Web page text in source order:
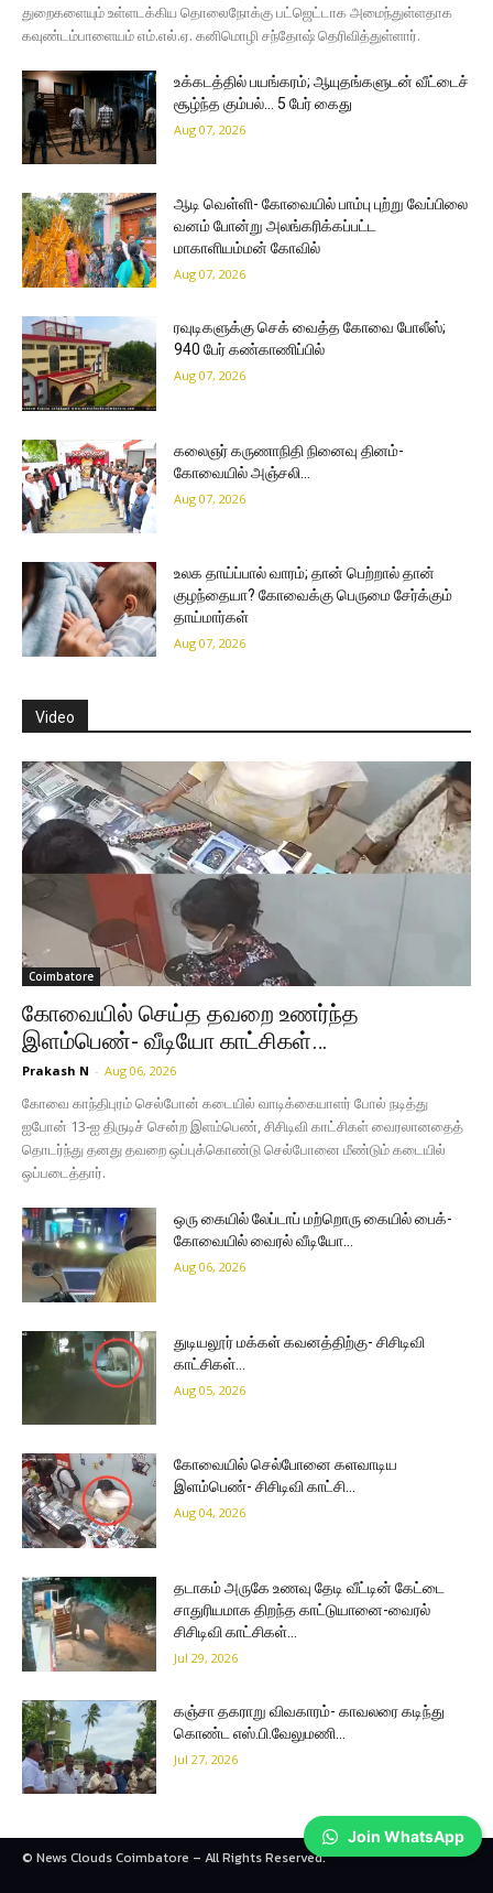
துறைகளையும் உள்ளடக்கிய தொலைநோக்கு பட்ஜெட்டாக அமைந்துள்ளதாக
கவுண்டம்பாளையம் எம்.எல்.ஏ. கனிமொழி சந்தோஷ் தெரிவித்துள்ளார்.
உக்கடத்தில் பயங்கரம்; ஆயுதங்களுடன் வீட்டைச்
சூழ்ந்த கும்பல்… 5 பேர் கைது
Aug 07, 2026
ஆடி வெள்ளி- கோவையில் பாம்பு புற்று வேப்பிலை
வனம் போன்று அலங்கரிக்கப்பட்ட
மாகாளியம்மன் கோவில்
Aug 07, 2026
ரவுடிகளுக்கு செக் வைத்த கோவை போலீஸ்;
940 பேர் கண்காணிப்பில்
Aug 07, 2026
கலைஞர் கருணாநிதி நினைவு தினம்-
கோவையில் அஞ்சலி…
Aug 07, 2026
உலக தாய்ப்பால் வாரம்; தான் பெற்றால் தான்
குழந்தையா? கோவைக்கு பெருமை சேர்க்கும்
தாய்மார்கள்
Aug 07, 2026
Video
Coimbatore
கோவையில் செய்த தவறை உணர்ந்த
இளம்பெண்- வீடியோ காட்சிகள்…
Prakash N - Aug 06, 2026
கோவை காந்திபுரம் செல்போன் கடையில் வாடிக்கையாளர் போல் நடித்து
ஐபோன் 13-ஐ திருடிச் சென்ற இளம்பெண், சிசிடிவி காட்சிகள் வைரலானதைத்
தொடர்ந்து தனது தவறை ஒப்புக்கொண்டு செல்போனை மீண்டும் கடையில்
ஒப்படைத்தார்.
ஒரு கையில் லேப்டாப் மற்றொரு கையில் பைக்-
கோவையில் வைரல் வீடியோ…
Aug 06, 2026
துடியலூர் மக்கள் கவனத்திற்கு- சிசிடிவி
காட்சிகள்…
Aug 05, 2026
கோவையில் செல்போனை களவாடிய
இளம்பெண்- சிசிடிவி காட்சி…
Aug 04, 2026
தடாகம் அருகே உணவு தேடி வீட்டின் கேட்டை
சாதுரியமாக திறந்த காட்டுயானை-வைரல்
சிசிடிவி காட்சிகள்…
Jul 29, 2026
கஞ்சா தகராறு விவகாரம்- காவலரை கடிந்து
கொண்ட எஸ்.பி.வேலுமணி…
Jul 27, 2026
© News Clouds Coimbatore – All Rights Reserved.
Join WhatsApp